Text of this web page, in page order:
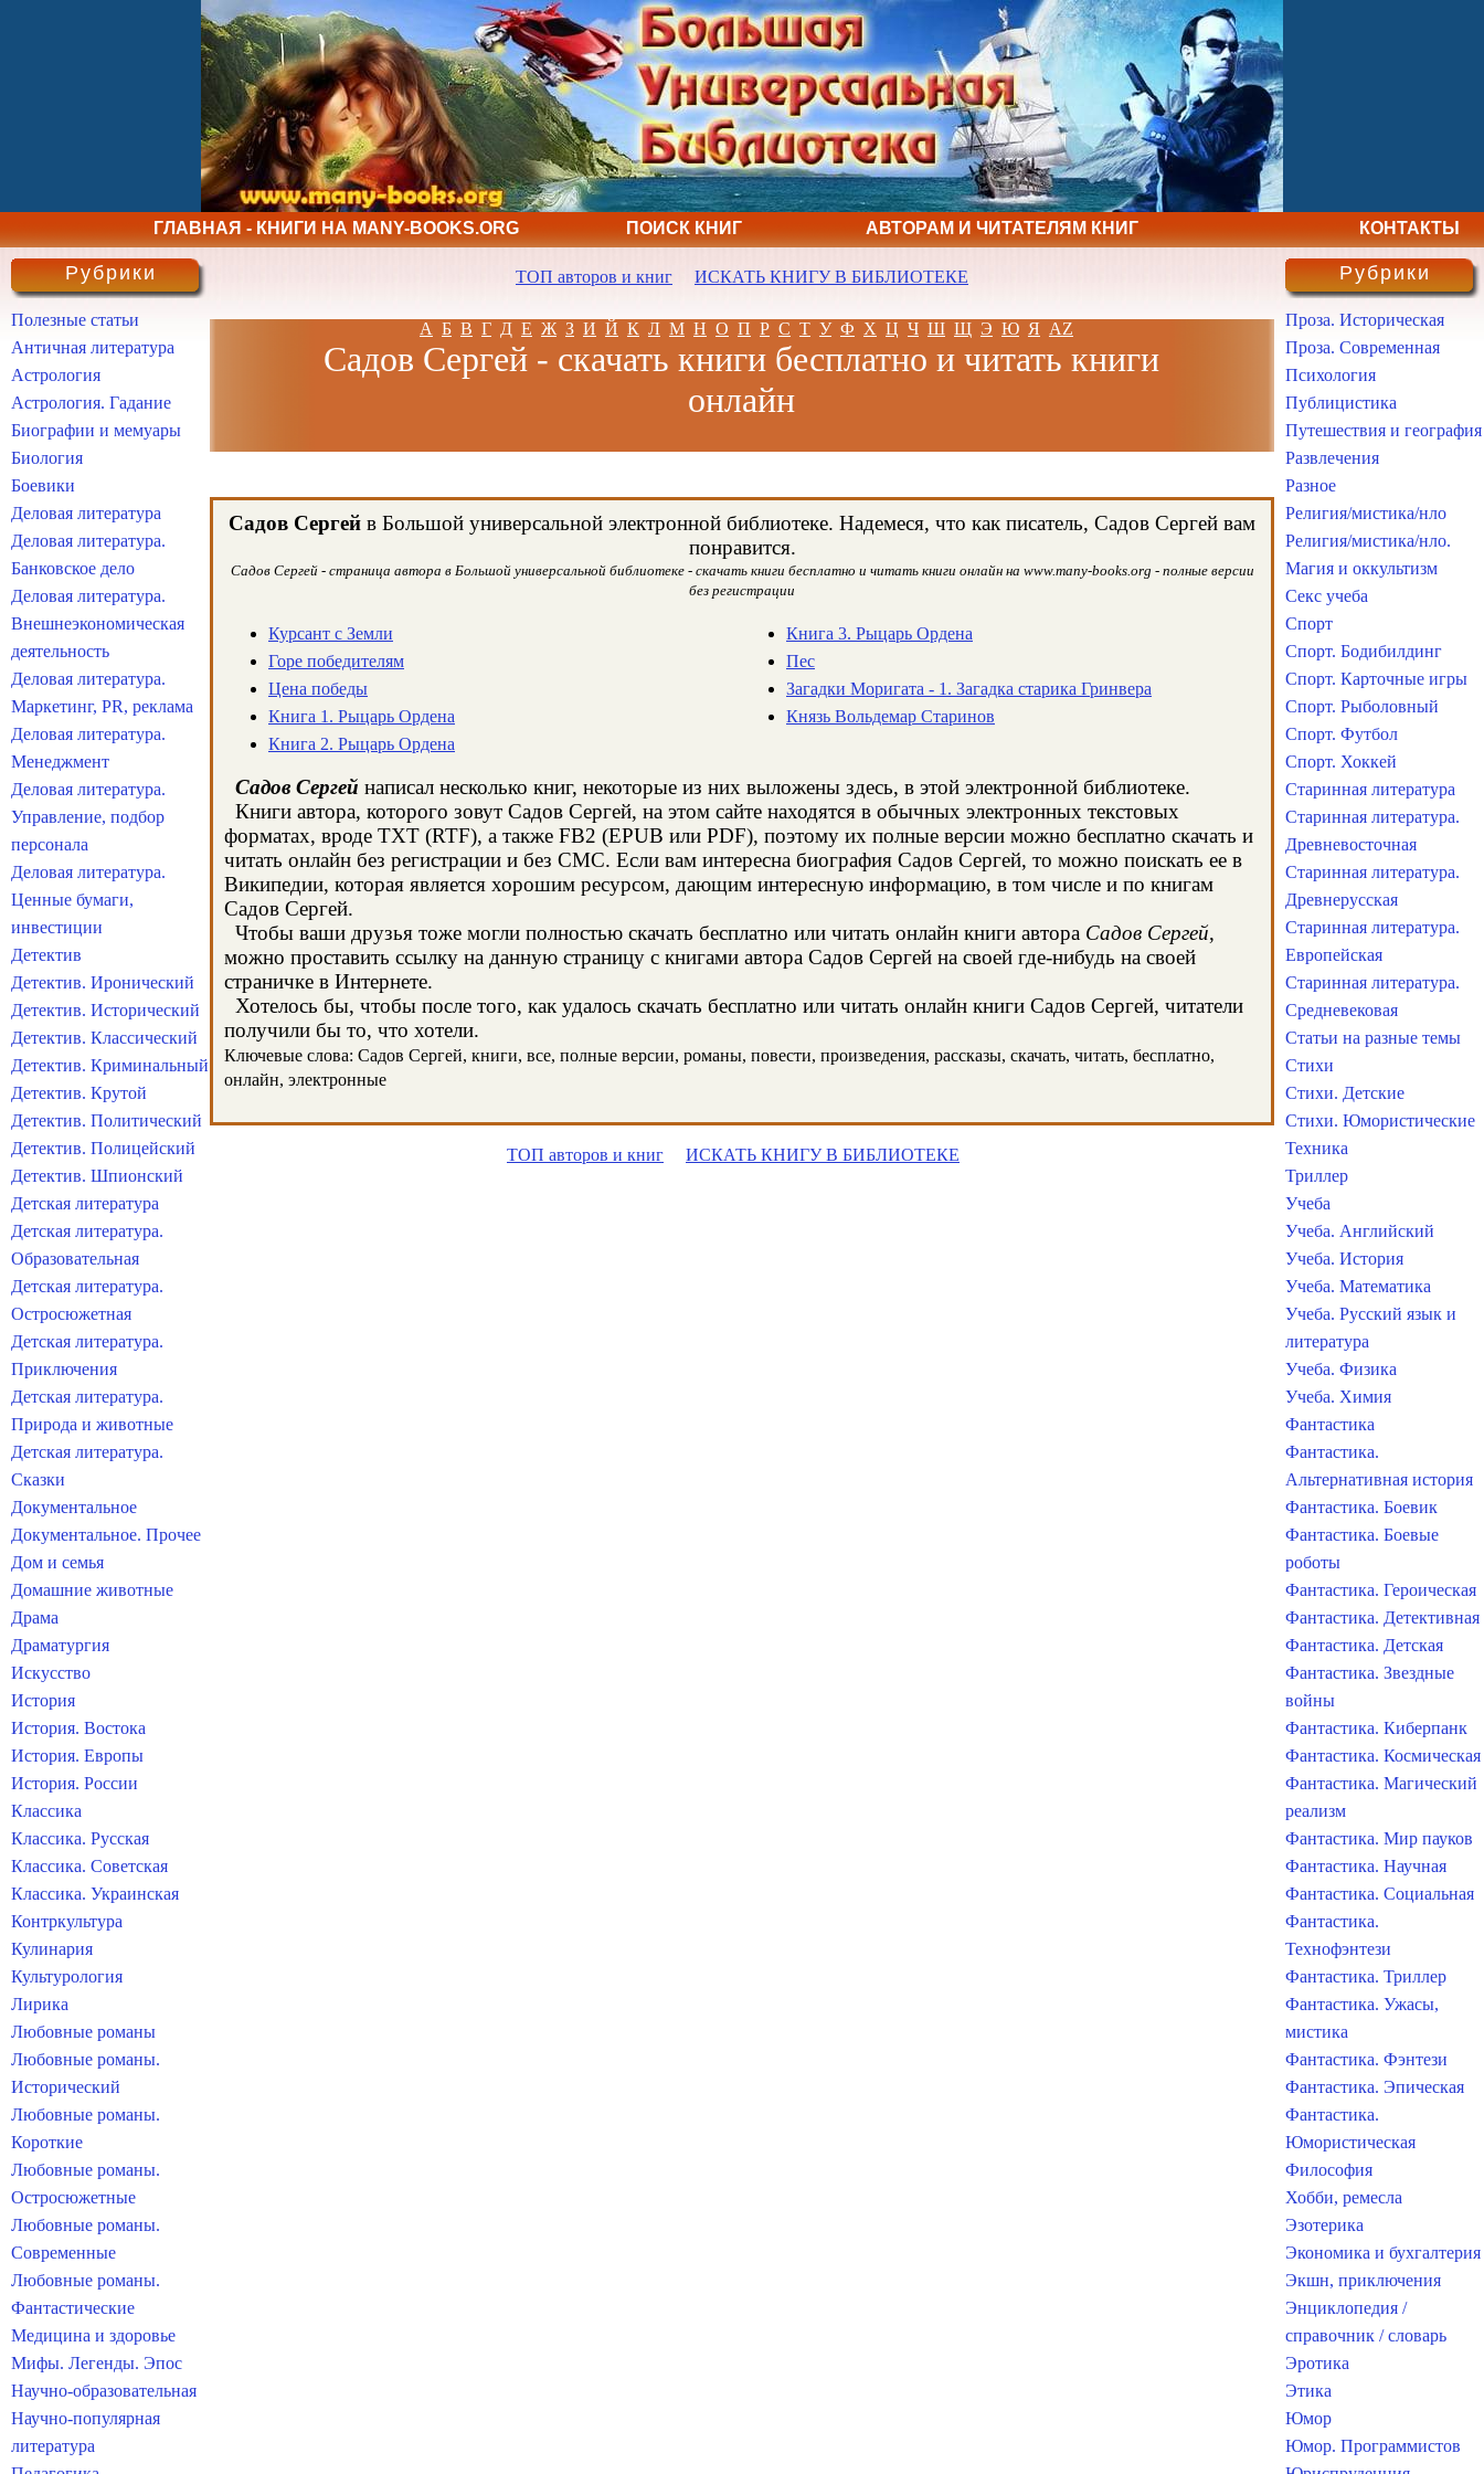
ГЛАВНАЯ - КНИГИ НА MANY-BOOKS.ORG ПОИСК КНИГ АВТОРАМ И ЧИТАТЕЛЯМ КНИГ КОНТАКТЫ
ТОП авторов и книг ИСКАТЬ КНИГУ В БИБЛИОТЕКЕ
А Б В Г Д Е Ж З И Й К Л М Н О П Р С Т У Ф Х Ц Ч Ш Щ Э Ю Я AZ
Садов Сергей - скачать книги бесплатно и читать книги
онлайн
Садов Сергей в Большой универсальной электронной библиотеке. Надемеся, что как писатель, Садов Сергей вам
понравится.
Садов Сергей - страница автора в Большой универсальной библиотеке - скачать книги бесплатно и читать книги онлайн на www.many-books.org - полные версии
без регистрации
Курсант с Земли
Горе победителям
Цена победы
Книга 1. Рыцарь Ордена
Книга 2. Рыцарь Ордена
Книга 3. Рыцарь Ордена
Пес
Загадки Моригата - 1. Загадка старика Гринвера
Князь Вольдемар Старинов
Садов Сергей написал несколько книг, некоторые из них выложены здесь, в этой электронной библиотеке.
Книги автора, которого зовут Садов Сергей, на этом сайте находятся в обычных электронных текстовых
форматах, вроде TXT (RTF), а также FB2 (EPUB или PDF), поэтому их полные версии можно бесплатно скачать и
читать онлайн без регистрации и без СМС. Если вам интересна биография Садов Сергей, то можно поискать ее в
Википедии, которая является хорошим ресурсом, дающим интересную информацию, в том числе и по книгам
Садов Сергей.
Чтобы ваши друзья тоже могли полностью скачать бесплатно или читать онлайн книги автора Садов Сергей,
можно проставить ссылку на данную страницу с книгами автора Садов Сергей на своей где-нибудь на своей
страничке в Интернете.
Хотелось бы, чтобы после того, как удалось скачать бесплатно или читать онлайн книги Садов Сергей, читатели
получили бы то, что хотели.
Ключевые слова: Садов Сергей, книги, все, полные версии, романы, повести, произведения, рассказы, скачать, читать, бесплатно,
онлайн, электронные
ТОП авторов и книг ИСКАТЬ КНИГУ В БИБЛИОТЕКЕ
Рубрики
Полезные статьи
Античная литература
Астрология
Астрология. Гадание
Биографии и мемуары
Биология
Боевики
Деловая литература
Деловая литература.
Банковское дело
Деловая литература.
Внешнеэкономическая
деятельность
Деловая литература.
Маркетинг, PR, реклама
Деловая литература.
Менеджмент
Деловая литература.
Управление, подбор
персонала
Деловая литература.
Ценные бумаги,
инвестиции
Детектив
Детектив. Иронический
Детектив. Исторический
Детектив. Классический
Детектив. Криминальный
Детектив. Крутой
Детектив. Политический
Детектив. Полицейский
Детектив. Шпионский
Детская литература
Детская литература.
Образовательная
Детская литература.
Остросюжетная
Детская литература.
Приключения
Детская литература.
Природа и животные
Детская литература.
Сказки
Документальное
Документальное. Прочее
Дом и семья
Домашние животные
Драма
Драматургия
Искусство
История
История. Востока
История. Европы
История. России
Классика
Классика. Русская
Классика. Советская
Классика. Украинская
Контркультура
Кулинария
Культурология
Лирика
Любовные романы
Любовные романы.
Исторический
Любовные романы.
Короткие
Любовные романы.
Остросюжетные
Любовные романы.
Современные
Любовные романы.
Фантастические
Медицина и здоровье
Мифы. Легенды. Эпос
Научно-образовательная
Научно-популярная
литература
Рубрики
Проза. Историческая
Проза. Современная
Психология
Публицистика
Путешествия и география
Развлечения
Разное
Религия/мистика/нло
Религия/мистика/нло.
Магия и оккультизм
Секс учеба
Спорт
Спорт. Бодибилдинг
Спорт. Карточные игры
Спорт. Рыболовный
Спорт. Футбол
Спорт. Хоккей
Старинная литература
Старинная литература.
Древневосточная
Старинная литература.
Древнерусская
Старинная литература.
Европейская
Старинная литература.
Средневековая
Статьи на разные темы
Стихи
Стихи. Детские
Стихи. Юмористические
Техника
Триллер
Учеба
Учеба. Английский
Учеба. История
Учеба. Математика
Учеба. Русский язык и
литература
Учеба. Физика
Учеба. Химия
Фантастика
Фантастика.
Альтернативная история
Фантастика. Боевик
Фантастика. Боевые
роботы
Фантастика. Героическая
Фантастика. Детективная
Фантастика. Детская
Фантастика. Звездные
войны
Фантастика. Киберпанк
Фантастика. Космическая
Фантастика. Магический
реализм
Фантастика. Мир пауков
Фантастика. Научная
Фантастика. Социальная
Фантастика.
Технофэнтези
Фантастика. Триллер
Фантастика. Ужасы,
мистика
Фантастика. Фэнтези
Фантастика. Эпическая
Фантастика.
Юмористическая
Философия
Хобби, ремесла
Эзотерика
Экономика и бухгалтерия
Экшн, приключения
Энциклопедия /
справочник / словарь
Эротика
Этика
Юмор
Юмор. Программистов